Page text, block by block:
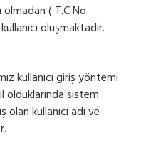
( T.C No
oluşmaktadır.
kullanıcı giriş yöntemi
olduklarında sistem
kullanıcı adı ve